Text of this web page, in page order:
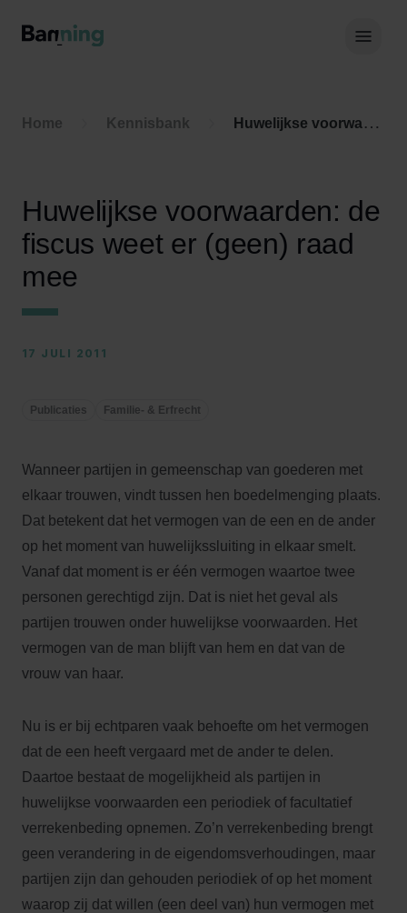
Home Kennisbank Huwelijkse voorwaarden: de fiscus weet er (geen) raad mee
Huwelijkse voorwaarden: de
fiscus weet er (geen) raad
mee
17 JULI 2011
Publicaties Familie- & Erfrecht
Wanneer partijen in gemeenschap van goederen met
elkaar trouwen, vindt tussen hen boedelmenging plaats.
Dat betekent dat het vermogen van de een en de ander
op het moment van huwelijkssluiting in elkaar smelt.
Vanaf dat moment is er één vermogen waartoe twee
personen gerechtigd zijn. Dat is niet het geval als
partijen trouwen onder huwelijkse voorwaarden. Het
vermogen van de man blijft van hem en dat van de
vrouw van haar.
Nu is er bij echtparen vaak behoefte om het vermogen
dat de een heeft vergaard met de ander te delen.
Daartoe bestaat de mogelijkheid als partijen in
huwelijkse voorwaarden een periodiek of facultatief
verrekenbeding opnemen. Zo’n verrekenbeding brengt
geen verandering in de eigendomsverhoudingen, maar
partijen zijn dan gehouden periodiek of op het moment
waarop zij dat willen (een deel van) hun vermogen met